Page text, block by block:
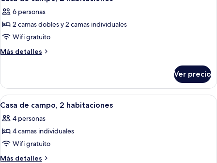
todas
las
fotos
de
Casa
2
habitaciones
6 personas
2 camas dobles y 2 camas individuales
Wifi gratuito
Más detalles
Más
de
campo,
2
Ver precio
Abrir
todas
las
fotos
de
Casa
Habitación de hotel con dos camas,
3
Casa de campo, 2 habitaciones
4 personas
4 camas individuales
Wifi gratuito
Más detalles
Más